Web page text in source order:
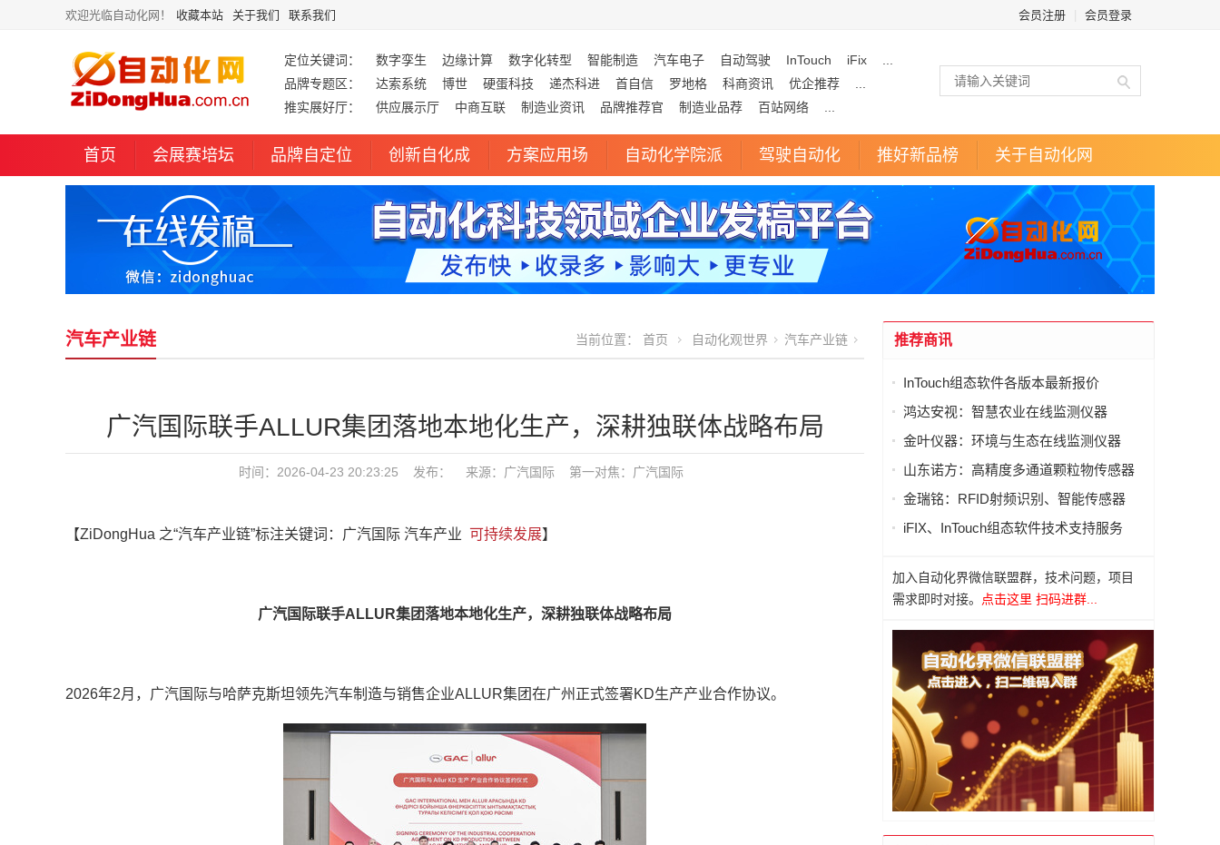
欢迎光临自动化网！ 收藏本站 关于我们 联系我们 会员注册 会员登录
定位关键词： 数字孪生 边缘计算 数字化转型 智能制造 汽车电子 自动驾驶 InTouch iFix
品牌专题区：
达索系统 博世 硬蛋科技 递杰科进 首自信 罗地格 科商资讯 优企推荐
推实展好厅：
供应展示厅 中商互联 制造业资讯 品牌推荐官 制造业品荐 百站网络
首页 会展赛培坛 品牌自定位 创新自化成 方案应用场 自动化学院派 驾驶自动化 推好新品榜 关于自动化网
汽车产业链 当前位置： 首页 自动化观世界 汽车产业链
广汽国际联手ALLUR集团落地本地化生产，深耕独联体战略布局
时间：2026-04-23 20:23:25 发布： 来源：广汽国际 第一对焦： 广汽国际
【ZiDongHua 之“汽车产业链”标注关键词：广汽国际 汽车产业 可持续发展】
广汽国际联手ALLUR集团落地本地化生产，深耕独联体战略布局
2026年2月，广汽国际与哈萨克斯坦领先汽车制造与销售企业ALLUR集团在广州正式签署KD生产产业合作协议。
推荐商讯
InTouch组态软件各版本最新报价
鸿达安视：智慧农业在线监测仪器
金叶仪器：环境与生态在线监测仪器
山东诺方：高精度多通道颗粒物传感器
金瑞铭：RFID射频识别、智能传感器
iFIX、InTouch组态软件技术支持服务
加入自动化界微信联盟群，技术问题，项目
需求即时对接。
点击这里 扫码进群...